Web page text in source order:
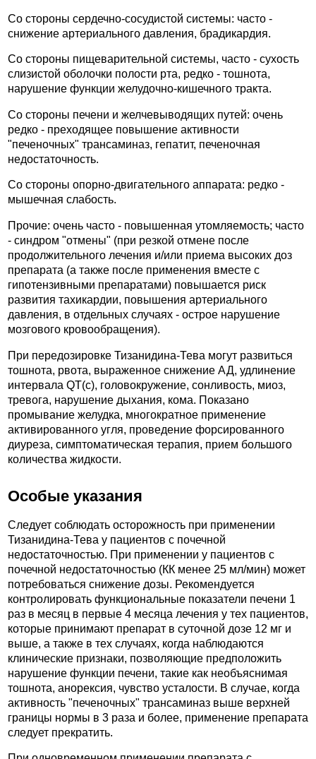
Со стороны сердечно-сосудистой системы: часто -
снижение артериального давления, брадикардия.
Со стороны пищеварительной системы, часто - сухость
слизистой оболочки полости рта, редко - тошнота,
нарушение функции желудочно-кишечного тракта.
Со стороны печени и желчевыводящих путей: очень
редко - преходящее повышение активности
"печеночных" трансаминаз, гепатит, печеночная
недостаточность.
Со стороны опорно-двигательного аппарата: редко -
мышечная слабость.
Прочие: очень часто - повышенная утомляемость; часто
- синдром "отмены" (при резкой отмене после
продолжительного лечения и/или приема высоких доз
препарата (а также после применения вместе с
гипотензивными препаратами) повышается риск
развития тахикардии, повышения артериального
давления, в отдельных случаях - острое нарушение
мозгового кровообращения).
При передозировке Тизанидина-Тева могут развиться
тошнота, рвота, выраженное снижение АД, удлинение
интервала QT(c), головокружение, сонливость, миоз,
тревога, нарушение дыхания, кома. Показано
промывание желудка, многократное применение
активированного угля, проведение форсированного
диуреза, симптоматическая терапия, прием большого
количества жидкости.
Особые указания
Следует соблюдать осторожность при применении
Тизанидина-Тева у пациентов с почечной
недостаточностью. При применении у пациентов с
почечной недостаточностью (КК менее 25 мл/мин) может
потребоваться снижение дозы. Рекомендуется
контролировать функциональные показатели печени 1
раз в месяц в первые 4 месяца лечения у тех пациентов,
которые принимают препарат в суточной дозе 12 мг и
выше, а также в тех случаях, когда наблюдаются
клинические признаки, позволяющие предположить
нарушение функции печени, такие как необъяснимая
тошнота, анорексия, чувство усталости. В случае, когда
активность "печеночных" трансаминаз выше верхней
границы нормы в 3 раза и более, применение препарата
следует прекратить.